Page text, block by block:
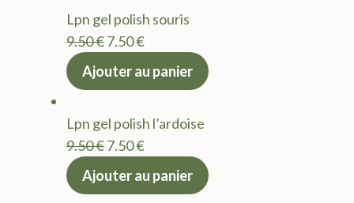
9.50 €.7.50 €.
Lpn gel polish souris
9.50€Le
prix
9.50 €.
7.50€Le
actuel
7.50 €.
Ajouter au panier
Lpn gel polish l’ardoise
9.50€Le
prix
7.50€Le
actuel
Ajouter au panier